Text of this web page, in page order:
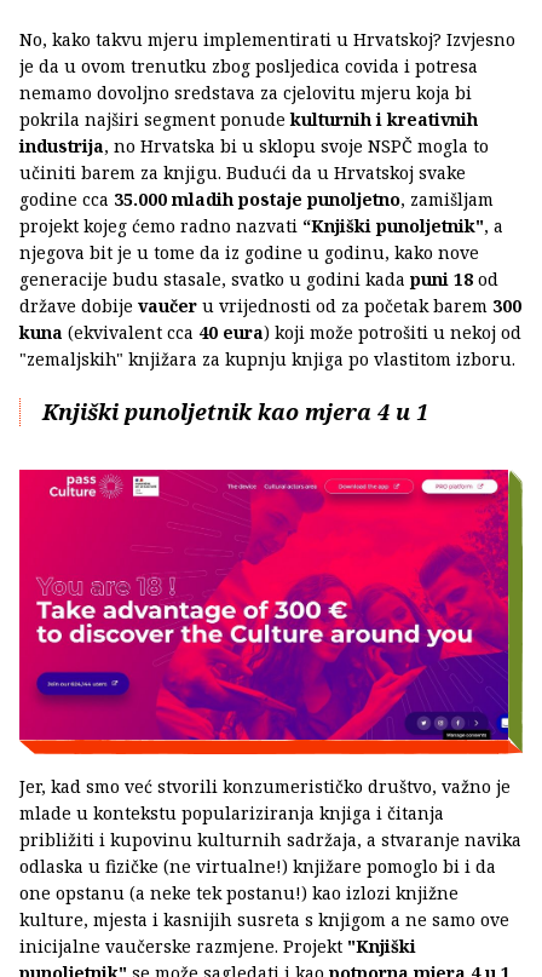
No, kako takvu mjeru implementirati u Hrvatskoj? Izvjesno
je da u ovom trenutku zbog posljedica covida i potresa
nemamo dovoljno sredstava za cjelovitu mjeru koja bi
pokrila najširi segment ponudekulturnih i kreativnih
industrija, no Hrvatska bi u sklopu svoje NSPČ mogla to
učiniti barem za knjigu. Budući da u Hrvatskoj svake
godine cca 35.000 mladih postaje punoljetno, zamišljam
projekt kojeg ćemo radno nazvati “Knjiški punoljetnik", a
njegova bit je u tome da iz godine u godinu, kako nove
generacije budu stasale, svatko u godini kada puni 18 od
države dobije vaučer u vrijednosti od za početak barem 300
kuna (ekvivalent cca 40 eura) koji može potrošiti u nekoj od
"zemaljskih" knjižara za kupnju knjiga po vlastitom izboru.
Knjiški punoljetnik kao mjera 4 u 1
Jer, kad smo već stvorili konzumerističko društvo, važno je
mlade u kontekstu populariziranja knjiga i čitanja
približiti i kupovinu kulturnih sadržaja, a stvaranje navika
odlaska u fizičke (ne virtualne!) knjižare pomoglo bi i da
one opstanu (a neke tek postanu!) kao izlozi knjižne
kulture, mjesta i kasnijih susreta s knjigom a ne samo ove
inicijalne vaučerske razmjene. Projekt "Knjiški